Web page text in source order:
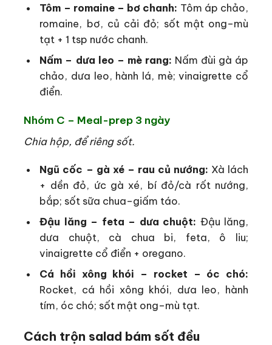
Tôm – romaine – bơ chanh: Tôm áp chảo,
romaine, bơ, củ cải đỏ; sốt mật ong–mù
tạt + 1 tsp nước chanh.
Nấm – dưa leo – mè rang: Nấm đùi gà áp
chảo, dưa leo, hành lá, mè; vinaigrette cổ
điển.
Nhóm C – Meal-prep 3 ngày
Chia hộp, để riêng sốt.
Ngũ cốc – gà xé – rau củ nướng: Xà lách
+ dền đỏ, ức gà xé, bí đỏ/cà rốt nướng,
bắp; sốt sữa chua–giấm táo.
Đậu lăng – feta – dưa chuột: Đậu lăng,
dưa chuột, cà chua bi, feta, ô liu;
vinaigrette cổ điển + oregano.
Cá hồi xông khói – rocket – óc chó:
Rocket, cá hồi xông khói, dưa leo, hành
tím, óc chó; sốt mật ong–mù tạt.
Cách trộn salad bám sốt đều